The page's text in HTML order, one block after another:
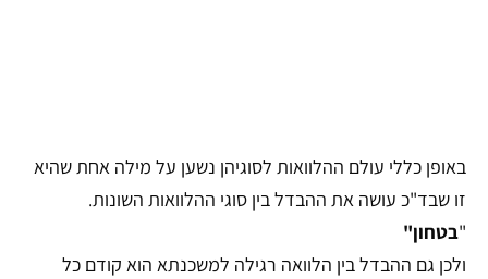
באופן כללי עולם ההלוואות לסוגיהן נשען על מילה אחת שהיא
זו שבד"כ עושה את ההבדל בין סוגי ההלוואות השונות.
"בטחון"
ולכן גם ההבדל בין הלוואה רגילה למשכנתא הוא קודם כל